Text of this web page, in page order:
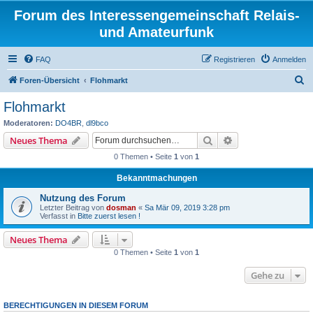
Forum des Interessengemeinschaft Relais-
und Amateurfunk
FAQ Anmelden
Registrieren
Foren-Übersicht Flohmarkt
Flohmarkt
Moderatoren: DO4BR dl9bco
Neues Thema Suche
0 Themen • Seite 1 von 1
Bekanntmachungen
Nutzung des Forum
Letzter Beitrag von dosman « Sa Mär 09, 2019 3:28 pm
Verfasst in Bitte zuerst lesen !
Neues Thema
0 Themen • Seite 1 von 1
Gehe zu
BERECHTIGUNGEN IN DIESEM FORUM